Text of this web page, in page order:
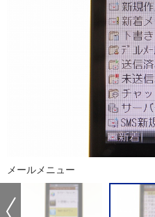
メールメニュー